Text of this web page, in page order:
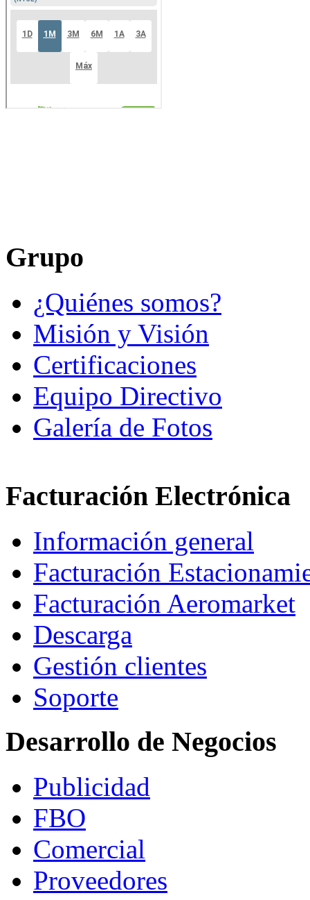
Grupo
¿Quiénes somos?
Misión y Visión
Certificaciones
Equipo Directivo
Galería de Fotos
Facturación Electrónica
Información general
Facturación
Facturación Aeromarket
Descarga
Gestión clientes
Soporte
Desarrollo de Negocios
Publicidad
FBO
Comercial
Proveedores